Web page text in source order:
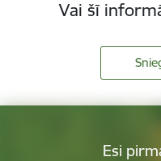
Vai šī
Esi